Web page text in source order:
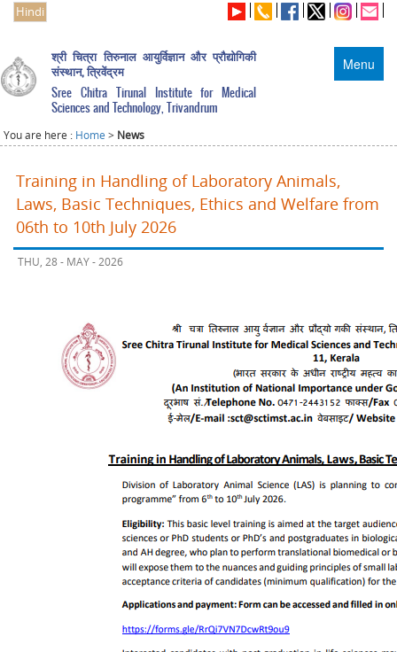
Hindi
Menu
श्री चित्रा तिरुनाल आयुर्विज्ञान और प्रौद्योगिकी
संस्थान, त्रिवेंद्रम
Sree Chitra Tirunal Institute for Medical
Sciences and Technology, Trivandrum
You are here : Home > News
Training in Handling of Laboratory Animals,
Laws, Basic Techniques, Ethics and Welfare from
06th to 10th July 2026
THU, 28 - MAY - 2026